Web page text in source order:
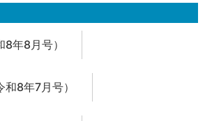
年8月号）
8年7月号）